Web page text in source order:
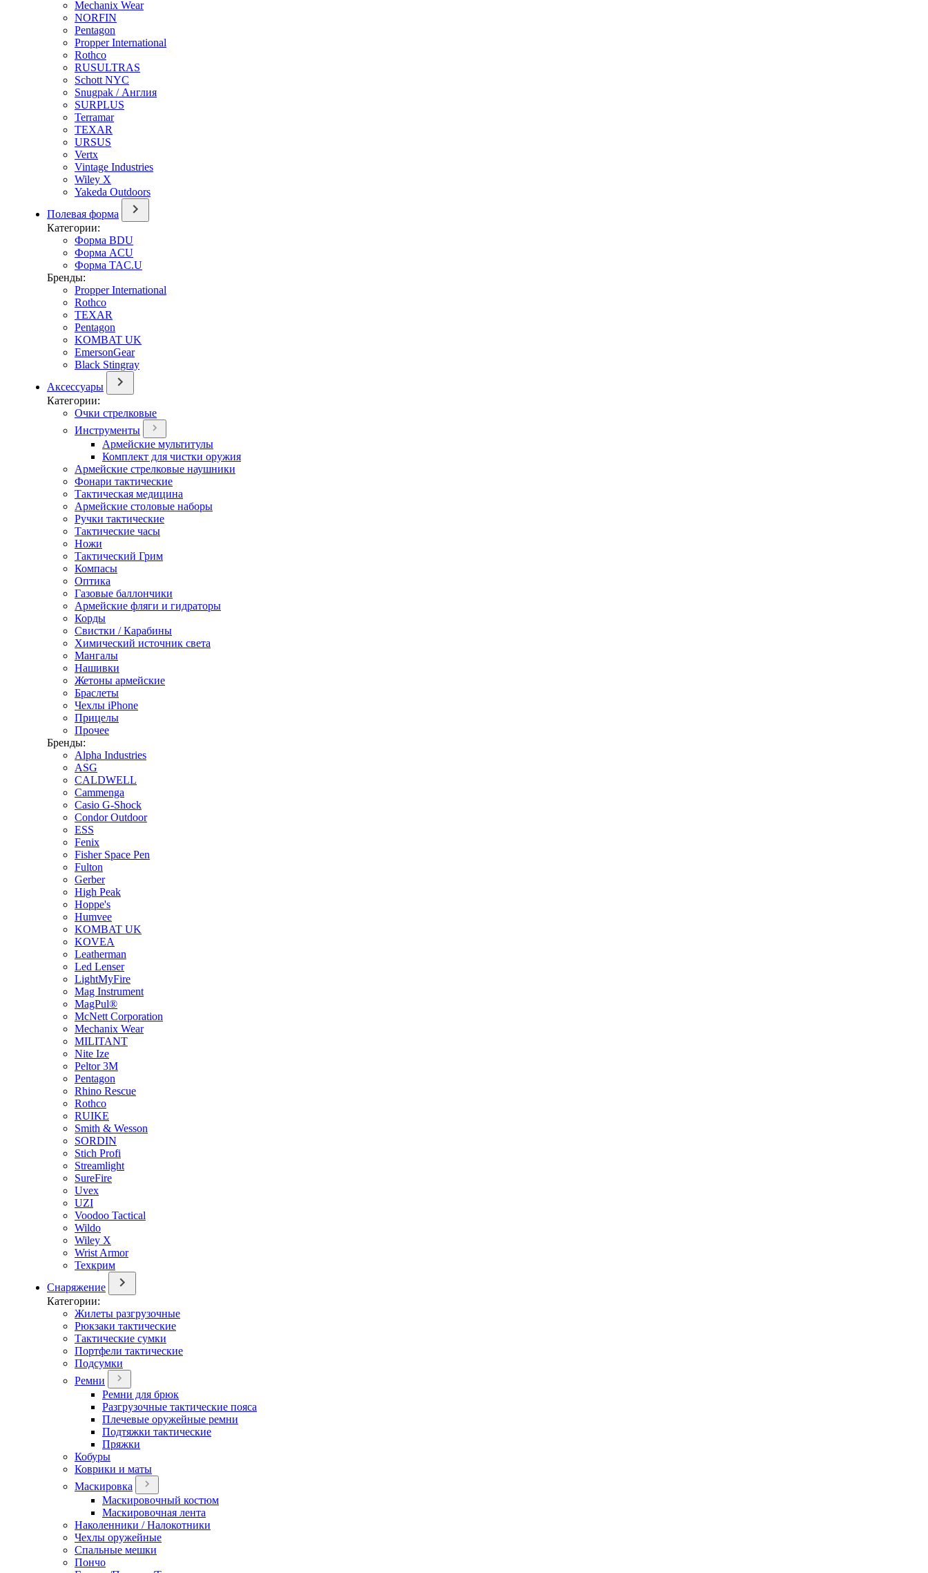
Mechanix Wear
NORFIN
Pentagon
Propper International
Rothco
RUSULTRAS
Schott NYC
Snugpak / Англия
SURPLUS
Terramar
TEXAR
URSUS
Vertx
Vintage Industries
Wiley X
Yakeda Outdoors
Полевая форма
Категории:
Форма BDU
Форма ACU
Форма TAC.U
Бренды:
Propper International
Rothco
TEXAR
Pentagon
KOMBAT UK
EmersonGear
Black Stingray
Аксессуары
Категории:
Очки стрелковые
Инструменты
Армейские мультитулы
Комплект для чистки оружия
Армейские стрелковые наушники
Фонари тактические
Тактическая медицина
Армейские столовые наборы
Ручки тактические
Тактические часы
Ножи
Тактический Грим
Компасы
Оптика
Газовые баллончики
Армейские фляги и гидраторы
Корды
Свистки / Карабины
Химический источник света
Мангалы
Нашивки
Жетоны армейские
Браслеты
Чехлы iPhone
Прицелы
Прочее
Бренды:
Alpha Industries
ASG
CALDWELL
Cammenga
Casio G-Shock
Condor Outdoor
ESS
Fenix
Fisher Space Pen
Fulton
Gerber
High Peak
Hoppe's
Humvee
KOMBAT UK
KOVEA
Leatherman
Led Lenser
LightMyFire
Mag Instrument
MagPul®
McNett Corporation
Mechanix Wear
MILITANT
Nite Ize
Peltor 3M
Pentagon
Rhino Rescue
Rothco
RUIKE
Smith & Wesson
SORDIN
Stich Profi
Streamlight
SureFire
Uvex
UZI
Voodoo Tactical
Wildo
Wiley X
Wrist Armor
Техкрим
Снаряжение
Категории:
Жилеты разгрузочные
Рюкзаки тактические
Тактические сумки
Портфели тактические
Подсумки
Ремни
Ремни для брюк
Разгрузочные тактические пояса
Плечевые оружейные ремни
Подтяжки тактические
Пряжки
Кобуры
Коврики и маты
Маскировка
Маскировочный костюм
Маскировочная лента
Наколенники / Налокотники
Чехлы оружейные
Спальные мешки
Пончо